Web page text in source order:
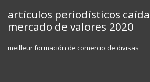
content
artículos periodísticos
mercado de valores 2020
meilleur formación de comercio de divisas